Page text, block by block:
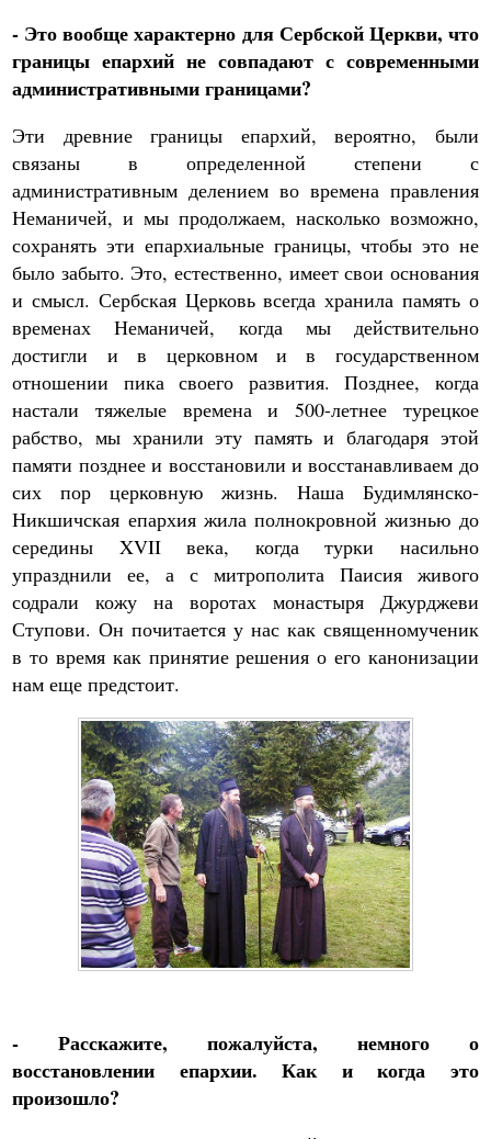
- Это вообще характерно для Сербской Церкви, что
границы епархий не совпадают с современными
административными границами?
Эти древние границы епархий, вероятно, были
связаны в определенной степени с
административным делением во времена правления
Неманичей, и мы продолжаем, насколько возможно,
сохранять эти епархиальные границы, чтобы это не
было забыто. Это, естественно, имеет свои основания
и смысл. Сербская Церковь всегда хранила память о
временах Неманичей, когда мы действительно
достигли и в церковном и в государственном
отношении пика своего развития. Позднее, когда
настали тяжелые времена и 500-летнее турецкое
рабство, мы хранили эту память и благодаря этой
памяти позднее и восстановили и восстанавливаем до
сих пор церковную жизнь. Наша Будимлянско-
Никшичская епархия жила полнокровной жизнью до
середины XVII века, когда турки насильно
упразднили ее, а с митрополита Паисия живого
содрали кожу на воротах монастыря Джурджеви
Ступови. Он почитается у нас как священномученик
в то время как принятие решения о его канонизации
нам еще предстоит.
- Расскажите, пожалуйста, немного о
восстановлении епархии. Как и когда это
произошло?